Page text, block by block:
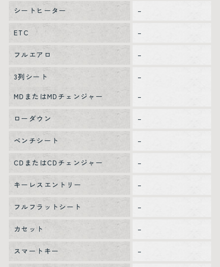
シートヒーター –
ETC –
フルエアロ –
3列シート
–
MDまたはMDチェンジャー
–
ローダウン –
ベンチシート –
CDまたはCDチェンジャー –
キーレスエントリー –
フルフラットシート –
カセット –
スマートキー –